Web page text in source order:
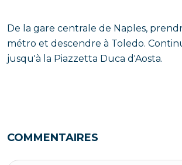
De la gare centrale de Naples,
métro et descendre à Toledo.
jusqu'à la Piazzetta Duca d'Aosta.
COMMENTAIRES